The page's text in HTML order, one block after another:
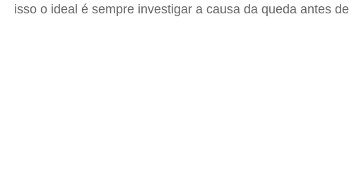
isso o ideal é sempre investigar a causa da queda antes